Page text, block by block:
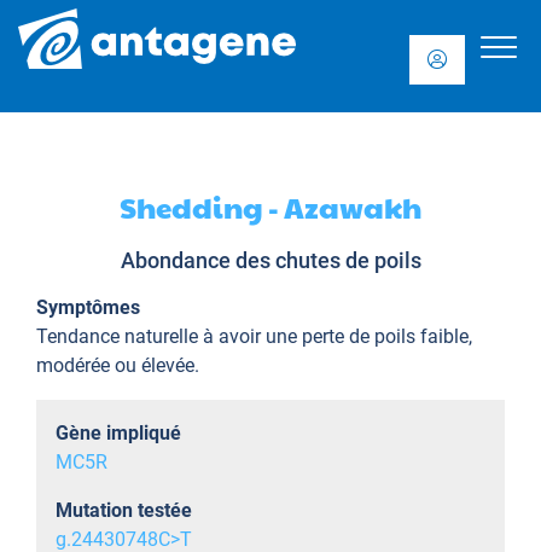
Shedding - Azawakh
Abondance des chutes de poils
Symptômes
Tendance naturelle à avoir une perte de poils faible,
modérée ou élevée.
Gène impliqué
MC5R
Mutation testée
g.24430748C>T